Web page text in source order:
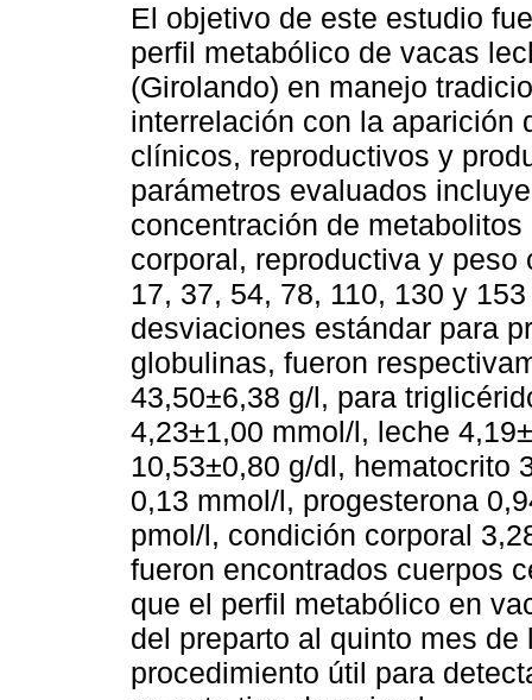
El objetivo de este estudio
perfil metabólico de vacas
(Girolando) en manejo
interrelación con la aparición
clínicos, reproductivos y
parámetros evaluados
concentración de
corporal, reproductiva y
17, 37, 54, 78, 110, 130 y
desviaciones estándar para
globulinas, fueron
43,50±6,38 g/l, para
4,23±1,00 mmol/l, leche
10,53±0,80 g/dl, hematocrito
0,13 mmol/l, progesterona
pmol/l, condición corporal
fueron encontrados cuerpos
que el perfil metabólico en
del preparto al quinto mes
procedimiento útil para